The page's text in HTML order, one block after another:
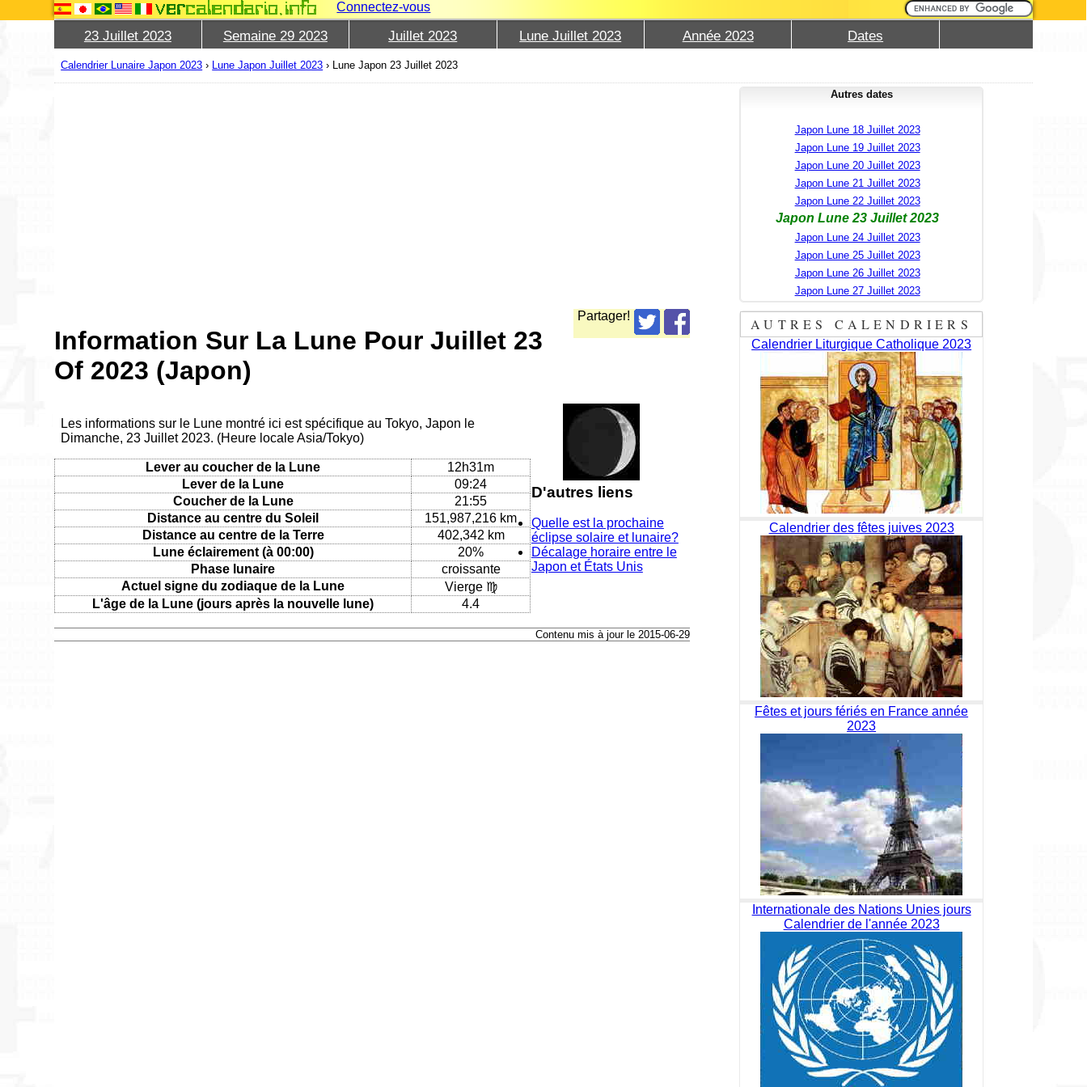
Connectez-vous
23 Juillet 2023 Semaine 29 2023 Juillet 2023 Lune Juillet 2023 Année 2023 Dates
Calendrier Lunaire Japon 2023 › Lune Japon Juillet 2023 › Lune Japon 23 Juillet 2023
Partager!
Information Sur La Lune Pour Juillet 23
Of 2023 (Japon)
Les informations sur le Lune montré ici est spécifique au Tokyo, Japon le
Dimanche, 23 Juillet 2023. (Heure locale Asia/Tokyo)
Lever au coucher de la Lune
12h31m
Lever de la Lune
09:24
Coucher de la Lune
21:55
Distance au centre du Soleil
151,987,216 km
Distance au centre de la Terre
402,342 km
Lune éclairement (à 00:00)
20%
Phase lunaire
croissante
Actuel signe du zodiaque de la Lune
Vierge ♍
L'âge de la Lune (jours après la nouvelle lune)
4.4
D'autres liens
Quelle est la prochaine
éclipse solaire et lunaire?
Décalage horaire entre le
Japon et États Unis
Contenu mis à jour le 2015-06-29
Autres dates
Japon Lune 18 Juillet 2023
Japon Lune 19 Juillet 2023
Japon Lune 20 Juillet 2023
Japon Lune 21 Juillet 2023
Japon Lune 22 Juillet 2023
Japon Lune 23 Juillet 2023
Japon Lune 24 Juillet 2023
Japon Lune 25 Juillet 2023
Japon Lune 26 Juillet 2023
Japon Lune 27 Juillet 2023
AUTRES CALENDRIERS
Calendrier Liturgique Catholique 2023
Calendrier des fêtes juives 2023
Fêtes et jours fériés en France année
2023
Internationale des Nations Unies jours
Calendrier de l'année 2023